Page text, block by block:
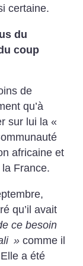
certaine.
du
coup
de
qu’à
sur lui la «
africaine et
la France.
qu’il avait
ce besoin
» comme il
a été